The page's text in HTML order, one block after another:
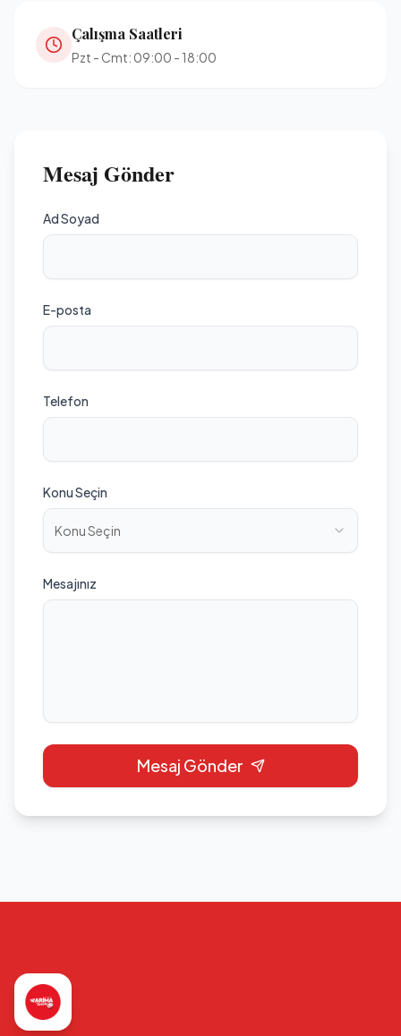
Çalışma Saatleri
Pzt - Cmt: 09:00 - 18:00
Mesaj Gönder
Ad Soyad
E-posta
Telefon
Konu Seçin
Konu Seçin
Mesajınız
Mesaj Gönder